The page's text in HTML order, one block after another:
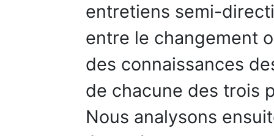
entretiens semi-
entre le changement
des connaissances
de chacune des trois
Nous analysons